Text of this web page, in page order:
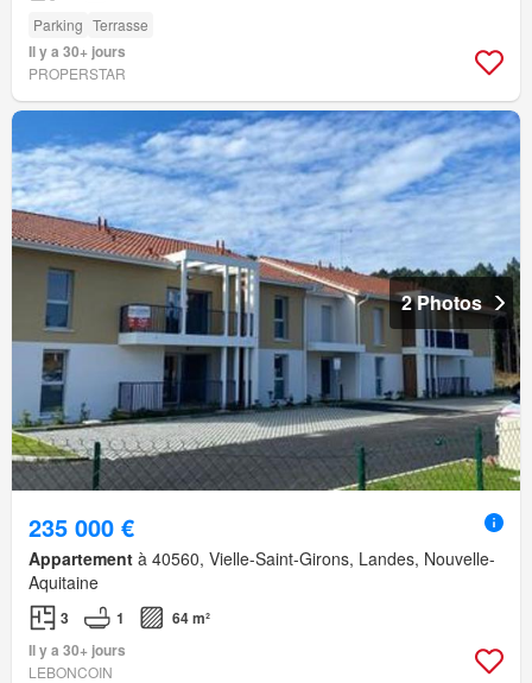
Parking Terrasse
Il y a 30+ jours
PROPERSTAR
2 Photos
235 000 €
Appartement à 40560, Vielle-Saint-Girons, Landes, Nouvelle-
Aquitaine
3 1
64 m²
Il y a 30+ jours
LEBONCOIN